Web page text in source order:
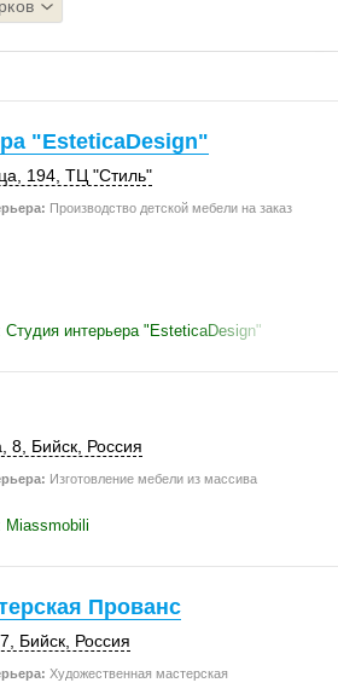
"EsteticaDesign"
194 , ТЦ "Стиль"
Производство детской мебели на заказ
Студия интерьера "EsteticaDesign"
8, Бийск Россия
Изготовление мебели из массива
Miassmobili
Прованс
Бийск Россия
Художественная мастерская